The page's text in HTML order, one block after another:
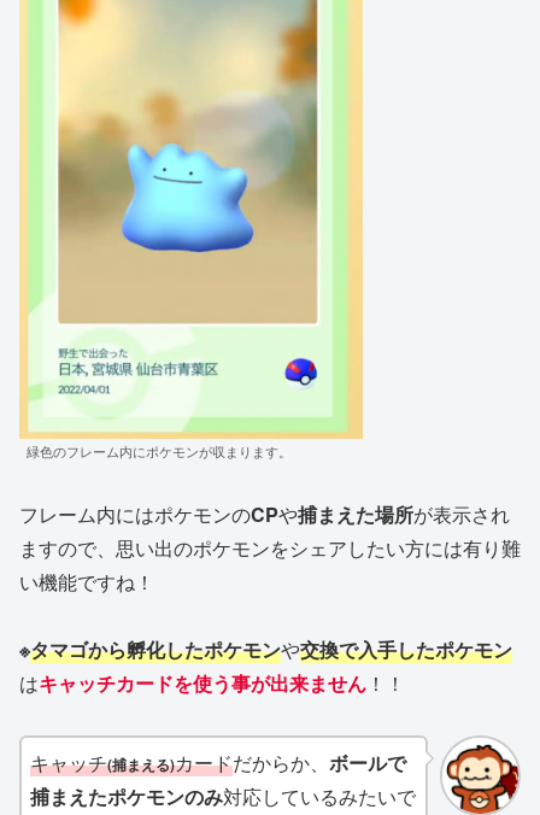
緑色のフレーム内にポケモンが収まります。
フレーム内にはポケモンのCPや捕まえた場所が表示され
ますので、思い出のポケモンをシェアしたい方には有り難
い機能ですね！
※タマゴから孵化したポケモンや交換で入手したポケモン
はキャッチカードを使う事が出来ません ！！
キャッチ(捕まえる)カードだからか、 ボールで
捕まえたポケモンのみ対応しているみたいで